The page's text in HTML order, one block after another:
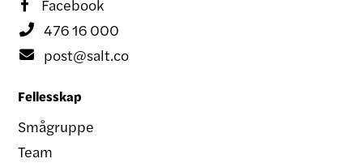
 Facebook
 476 16 000
 post@salt.co
Fellesskap
Smågruppe
Team